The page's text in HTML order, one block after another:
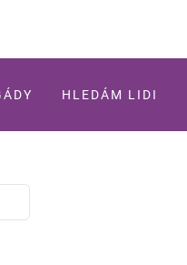
HLEDÁM LIDI